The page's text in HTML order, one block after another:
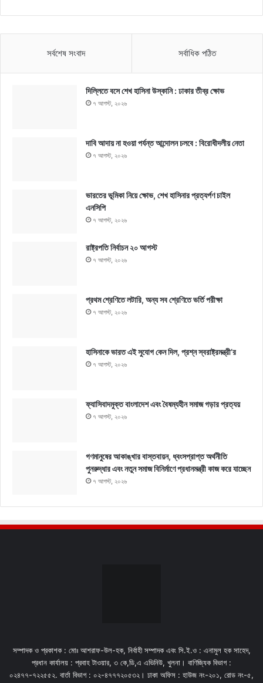
সর্বশেষ সংবাদ সর্বাধিক পঠিত
দিল্লিতে বসে শেখ হাসিনা উস্কানি : ঢাকার তীব্র ক্ষোভ
৭ আগস্ট, ২০২৬
দাবি আদায় না হওয়া পর্যন্ত আন্দোলন চলবে : বিরোধীদলীয় নেতা
৭ আগস্ট, ২০২৬
ভারতের ভূমিকা নিয়ে ক্ষোভ, শেখ হাসিনার প্রত্যর্পণ চাইল
এনসিপি
৭ আগস্ট, ২০২৬
রাষ্ট্রপতি নির্বাচন ২০ আগস্ট
৭ আগস্ট, ২০২৬
প্রথম শ্রেণিতে লটারি, অন্য সব শ্রেণিতে ভর্তি পরীক্ষা
৭ আগস্ট, ২০২৬
হাসিনাকে ভারত এই সুযোগ কেন দিল, প্রশ্ন স্বরাষ্ট্রমন্ত্রী’র
৭ আগস্ট, ২০২৬
ফ্যাসিবাদমুক্ত বাংলাদেশ এবং বৈষম্যহীন সমাজ গড়ার প্রত্যয়
৭ আগস্ট, ২০২৬
গণমানুষের আকাঙ্খার বাস্তবায়ন, ধ্বংসপ্রাপ্ত অর্থনীতি
পুনরুদ্ধার এবং নতুন সমাজ বিনির্মাণে প্রধানমন্ত্রী কাজ করে যাচ্ছেন
৭ আগস্ট, ২০২৬
সম্পাদক ও প্রকাশক : মোঃ আশরাফ-উল-হক, নির্বাহী সম্পাদক এবং সি.ই.ও : এনামুল হক সাহেদ,
প্রধান কার্যালয় : প্রবাহ টাওয়ার, ৩ কে,ডি,এ এভিনিউ, খুলনা। বাণিজ্যিক বিভাগ :
০২৪৭৭-৭২২৫৫২. বার্তা বিভাগ : ০২-৪৭৭৭২০৫৩২। ঢাকা অফিস : হাউজ নং-২০১, রোড নং-৫,